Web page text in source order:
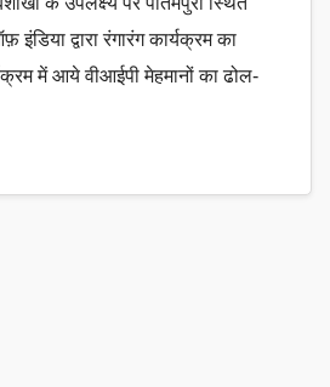
द्वारा रंगारंग कार्यक्रम का
में आये वीआईपी मेहमानों का ढोल-